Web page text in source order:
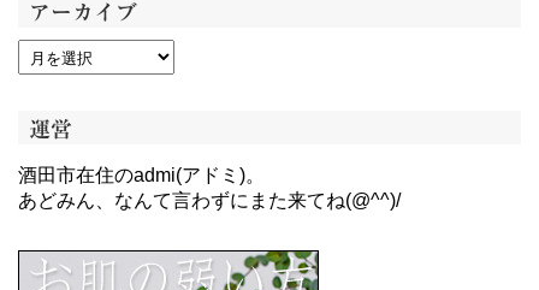
アーカイブ
運営
酒田市在住のadmi(アドミ)。
あどみん、なんて言わずにまた来てね(@^^)/